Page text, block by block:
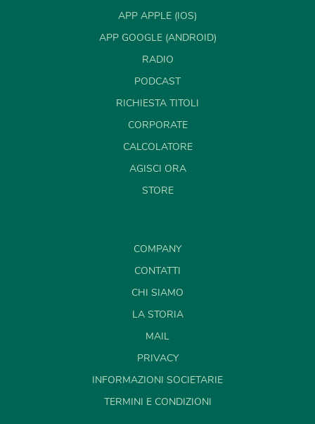
APP APPLE (IOS)
APP GOOGLE (ANDROID)
RADIO
PODCAST
RICHIESTA TITOLI
CORPORATE
CALCOLATORE
AGISCI ORA
STORE
COMPANY
CONTATTI
CHI SIAMO
LA STORIA
MAIL
PRIVACY
INFORMAZIONI SOCIETARIE
TERMINI E CONDIZIONI